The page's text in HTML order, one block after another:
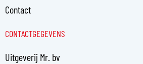
Contact
CONTACTGEGEVENS
Uitgeverij Mr. bv